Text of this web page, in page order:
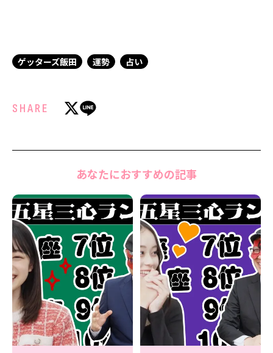
ゲッターズ飯田 運勢 占い
SHARE
あなたにおすすめの記事